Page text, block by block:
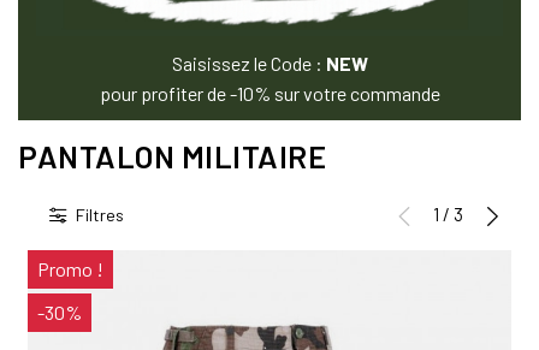
Saisissez le Code : NEW
pour profiter de -10% sur votre commande
PANTALON MILITAIRE
Filtres 1 / 3
Promo !
-30%